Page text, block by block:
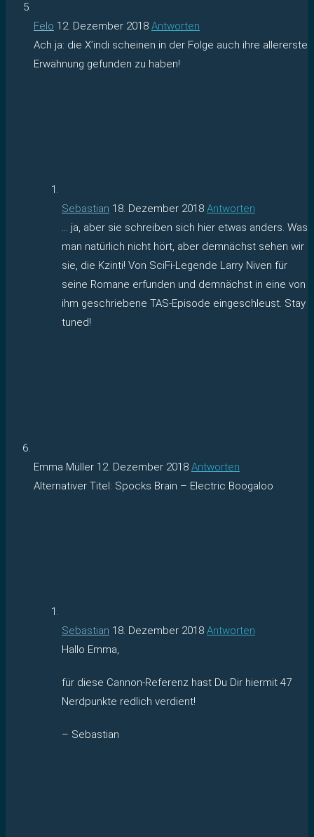
Felo 12. Dezember 2018 Antworten
Ach ja: die X’indi scheinen in der Folge auch ihre allererste
Erwähnung gefunden zu haben!
Sebastian 18. Dezember 2018 Antworten
… ja, aber sie schreiben sich hier etwas anders. Was
man natürlich nicht hört, aber demnächst sehen wir
sie, die Kzinti! Von SciFi-Legende Larry Niven für
seine Romane erfunden und demnächst in eine von
ihm geschriebene TAS-Episode eingeschleust. Stay
tuned!
Emma Müller 12. Dezember 2018 Antworten
Alternativer Titel: Spocks Brain – Electric Boogaloo
Sebastian 18. Dezember 2018 Antworten
Hallo Emma,
für diese Cannon-Referenz hast Du Dir hiermit 47
Nerdpunkte redlich verdient!
– Sebastian